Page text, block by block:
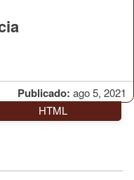
Publicado: ago 5, 2021
HTML